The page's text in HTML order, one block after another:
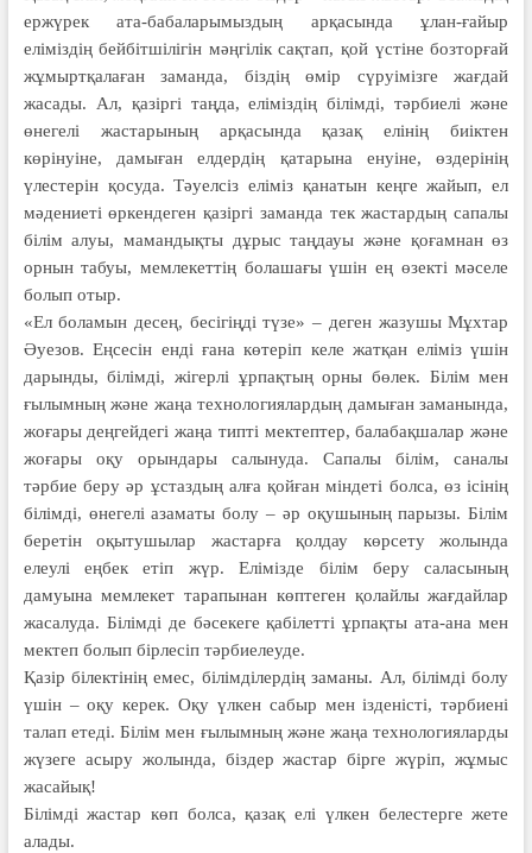
ержүрек ата-бабаларымыздың арқасында ұлан-ғайыр
еліміздің бейбітшілігін мәңгілік сақтап, қой үстіне бозторғай
жұмыртқалаған заманда, біздің өмір сүруімізге жағдай
жасады. Ал, қазіргі таңда, еліміздің білімді, тәрбиелі және
өнегелі жастарының арқасында қазақ елінің биіктен
көрінуіне, дамыған елдердің қатарына енуіне, өздерінің
үлестерін қосуда. Тәуелсіз еліміз қанатын кеңге жайып, ел
мәдениеті өркендеген қазіргі заманда тек жастардың сапалы
білім алуы, мамандықты дұрыс таңдауы және қоғамнан өз
орнын табуы, мемлекеттің болашағы үшін ең өзекті мәселе
болып отыр.
«Ел боламын десең, бесігіңді түзе» – деген жазушы Мұхтар
Әуезов. Еңсесін енді ғана көтеріп келе жатқан еліміз үшін
дарынды, білімді, жігерлі ұрпақтың орны бөлек. Білім мен
ғылымның және жаңа технологиялардың дамыған заманында,
жоғары деңгейдегі жаңа типті мектептер, балабақшалар және
жоғары оқу орындары салынуда. Сапалы білім, саналы
тәрбие беру әр ұстаздың алға қойған міндеті болса, өз ісінің
білімді, өнегелі азаматы болу – әр оқушының парызы. Бiлiм
беретiн оқытушылар жастарға қолдау көрсету жолында
елеулі еңбек етіп жүр. Елімізде білім беру саласының
дамуына мемлекет тарапынан көптеген қолайлы жағдайлар
жасалуда. Білімді де бәсекеге қабілетті ұрпақты ата-ана мен
мектеп болып бірлесіп тәрбиелеуде.
Қазір білектінің емес, білімділердің заманы. Ал, білімді болу
үшін – оқу керек. Оқу үлкен сабыр мен ізденісті, тәрбиені
талап етеді. Білім мен ғылымның және жаңа технологияларды
жүзеге асыру жолында, біздер жастар бірге жүріп, жұмыс
жасайық!
Білімді жастар көп болса, қазақ елі үлкен белестерге жете
алады.